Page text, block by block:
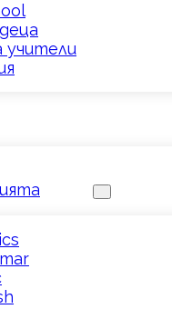
учители